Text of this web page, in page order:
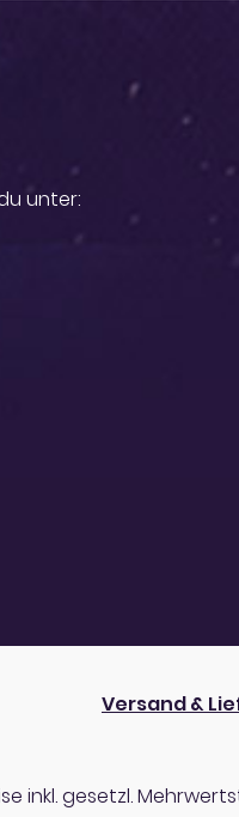
unter:
Versand &
inkl. gesetzl.